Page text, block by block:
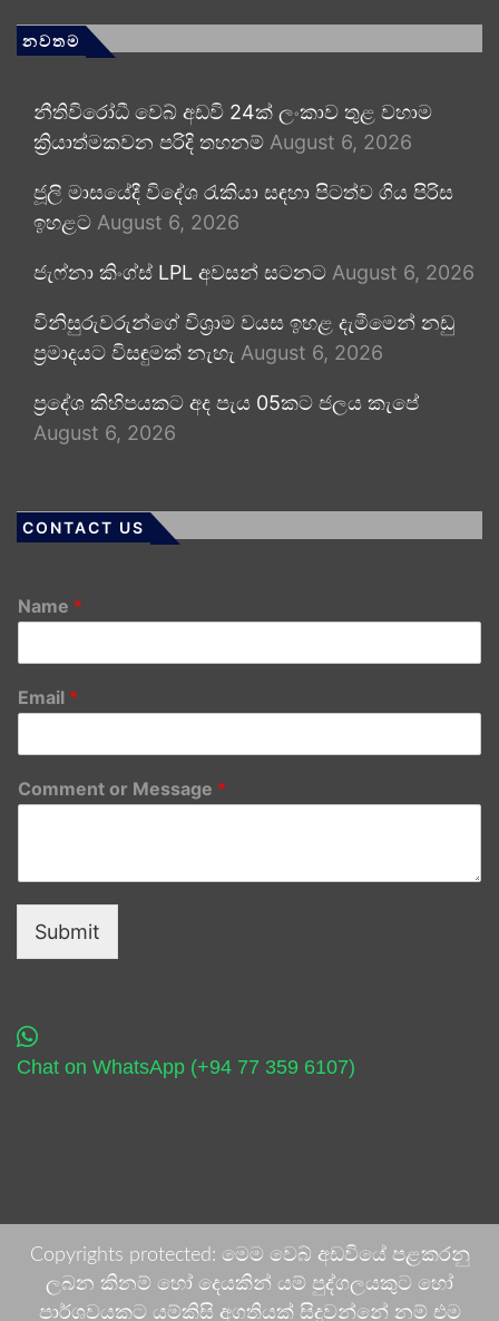
නවතම
නීතිවිරෝධී වෙබ් අඩවි 24ක් ලංකාව තුළ වහාම
ක්‍රියාත්මකවන පරිදි තහනම් August 6, 2026
ජූලි මාසයේදී විදේශ රැකියා සඳහා පිටත්ව ගිය පිරිස
ඉහළට August 6, 2026
ජැෆ්නා කිංග්ස් LPL අවසන් සටනට August 6, 2026
විනිසුරුවරුන්ගේ විශ්‍රාම වයස ඉහළ දැමීමෙන් නඩු
ප්‍රමාදයට විසඳුමක් නැහැ August 6, 2026
ප්‍රදේශ කිහිපයකට අද පැය 05කට ජලය කැපේ
August 6, 2026
CONTACT US
Name *
Email *
Comment or Message *
Submit
Chat on WhatsApp (+94 77 359 6107)
Copyrights protected: මෙම වෙබ් අඩවියේ පළකරනු
ලබන කිනම් හෝ දෙයකින් යම් පුද්ගලයකුට හෝ
පාර්ශවයකට යම්කිසි අගතියක් සිදුවන්නේ නම් එම